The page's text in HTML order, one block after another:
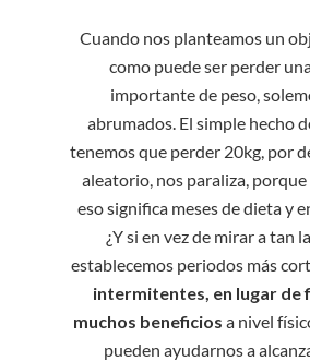
Cuando nos planteamos un
como puede ser perder
importante de peso,
abrumados. El simple hecho
tenemos que perder 20kg, por
aleatorio, nos paraliza, porque
eso significa meses de dieta y
¿Y si en vez de mirar a tan
establecemos periodos más
intermitentes, en lugar de
muchos beneficios a nivel
pueden ayudarnos a